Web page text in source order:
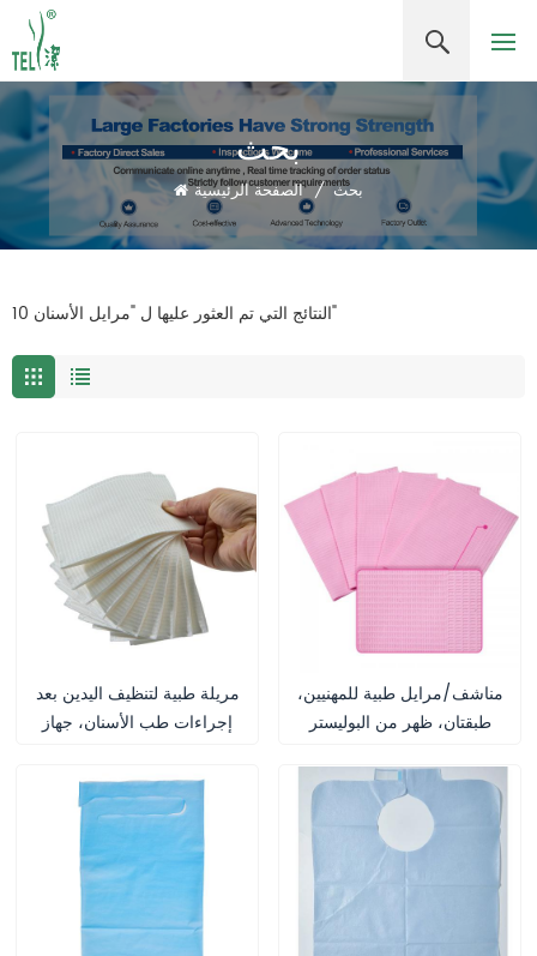
بحث
الصفحة الرئيسية / بحث
10 النتائج التي تم العثور عليها ل "مرايل الأسنان"
مريلة طبية لتنظيف اليدين بعد
إجراءات طب الأسنان، جهاز
على شهادة CE، قابل للغسل
لتنظيف أيدي طاقم طب
مناشف/مرايل طبية للمهنيين،
طبقتان، ظهر من البوليستر